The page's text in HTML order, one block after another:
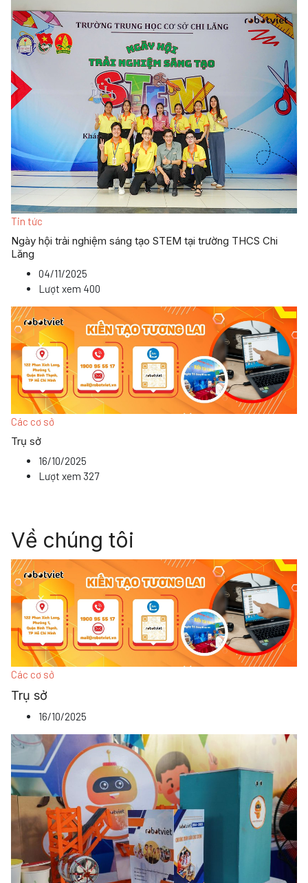
Tin tức
Ngày hội trải nghiệm sáng tạo STEM tại trường THCS Chi
Lăng
04/11/2025
Lượt xem 400
Các cơ sở
Trụ sở
16/10/2025
Lượt xem 327
Về chúng tôi
Các cơ sở
Trụ sở
16/10/2025